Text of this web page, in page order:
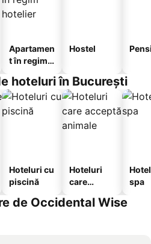
Apartamen
t în regim
Hostel
hoteluri în București
Hoteluri cu
piscină
Hoteluri
care
animale
spa
de Occidental Wise